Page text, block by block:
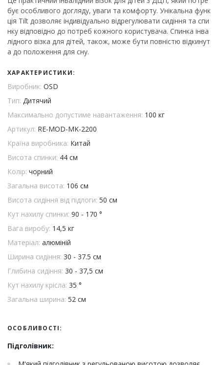
бує особливого догляду, уваги та комфорту. Унікальна функ
ція Tilt дозволяє індивідуально відрегулювати сидіння та спи
нку відповідно до потреб кожного користувача. Спинка інва
лідного візка для дітей, також, може бути повністю відкинут
а до положення для сну.
ХАРАКТЕРИСТИКИ:
Виробник: OSD
Тип: Дитячий
Максимально допустиме навантаження: 100 кг
Артикул: RE-MOD-MK-2200
Країна виробника: Китай
Висота спинки: 44 см
Колір: чорний
Загальна висота: 106 см
Висота сидіння від підлоги: 50 см
Кут нахилу спинки: 90 - 170 °
Вага виробу: 14,5 кг
Матеріал: алюміній
Ширина сидіння: 30 - 37.5 см
Глибина сидіння: 30 - 37,5 см
Кут нахилу крісла: 35 °
Загальна ширина: 52 см
ОСОБЛИВОСТІ:
Підголівник: